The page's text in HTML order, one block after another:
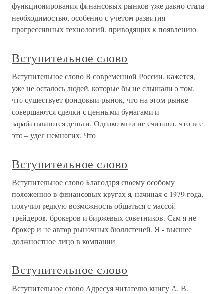
функционирования финансовых рынков уже давно стала
необходимостью, особенно с учетом развития
прогрессивных технологий, приводящих к появлению
Вступительное слово
Вступительное слово В современной России, кажется,
уже не осталось людей, которые бы не слышали о том,
что существует фондовый рынок, что на этом рынке
совершаются сделки с ценными бумагами и
зарабатываются деньги. Однако многие считают, что все
это – удел немногих. Что
Вступительное слово
Вступительное слово Благодаря своему особому
положению в финансовых кругах я, начиная с 1979 года,
получил редкую возможность общаться с массой
трейдеров, брокеров и биржевых советников. Сам я не
брокер и не автор рыночных бюллетеней. Я - высшее
должностное лицо в компании
Вступительное слово
Вступительное слово Адресуя читателю книгу А. В.